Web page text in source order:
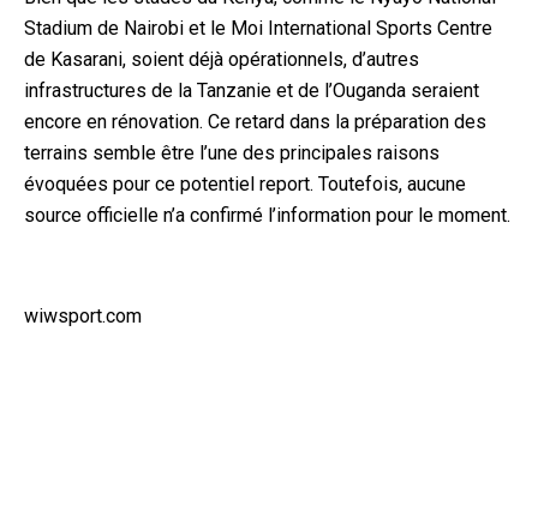
Stadium de Nairobi et le Moi International Sports Centre
de Kasarani, soient déjà opérationnels, d’autres
infrastructures de la Tanzanie et de l’Ouganda seraient
encore en rénovation. Ce retard dans la préparation des
terrains semble être l’une des principales raisons
évoquées pour ce potentiel report. Toutefois, aucune
source officielle n’a confirmé l’information pour le moment.
wiwsport.com